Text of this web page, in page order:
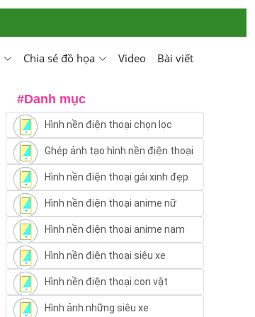
Chia sẻ đồ họa Video Bài viết
#Danh mục
Hình nền điện thoại chọn lọc
Ghép ảnh tạo hình nền điện thoại
Hình nền điện thoại gái xinh đẹp
Hình nền điện thoại anime nữ
Hình nền điện thoại anime nam
Hình nền điện thoại siêu xe
Hình nền điện thoại con vật
Hình ảnh những siêu xe